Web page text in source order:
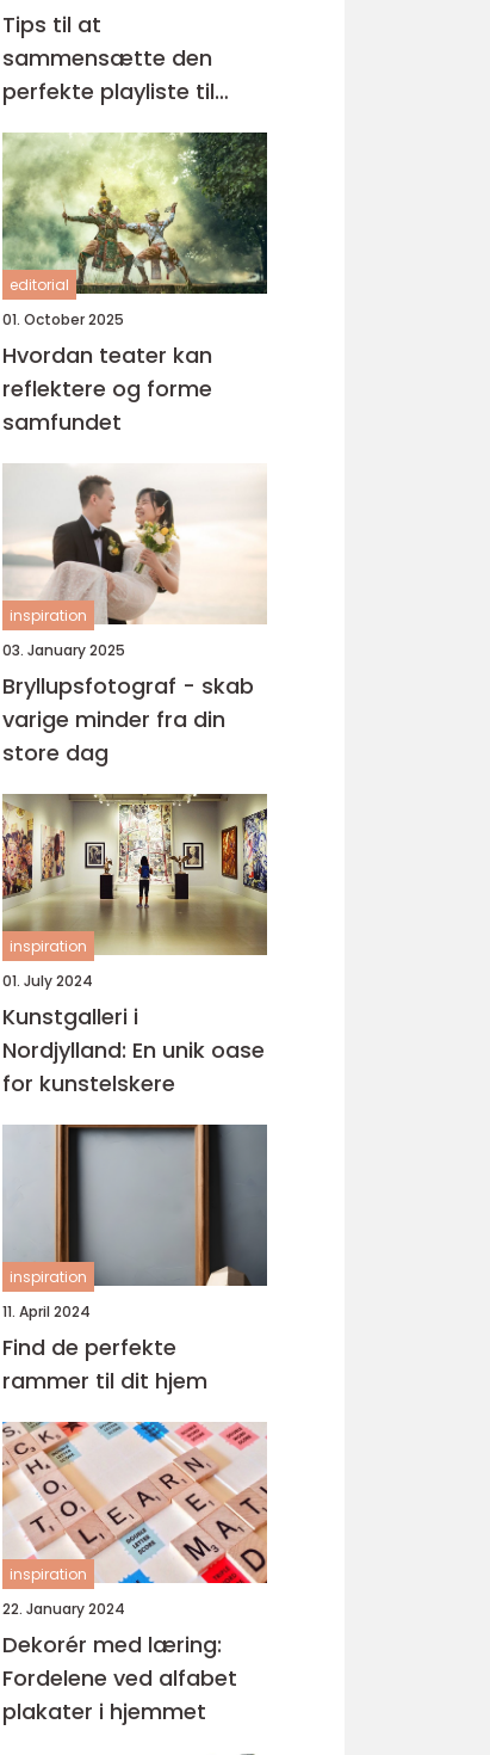
Tips til at
sammensætte den
perfekte playliste til
enhver lejlighed
editorial
01. October 2025
Hvordan teater kan
reflektere og forme
samfundet
inspiration
03. January 2025
Bryllupsfotograf - skab
varige minder fra din
store dag
inspiration
01. July 2024
Kunstgalleri i
Nordjylland: En unik oase
for kunstelskere
inspiration
11. April 2024
Find de perfekte
rammer til dit hjem
inspiration
22. January 2024
Dekorér med læring:
Fordelene ved alfabet
plakater i hjemmet